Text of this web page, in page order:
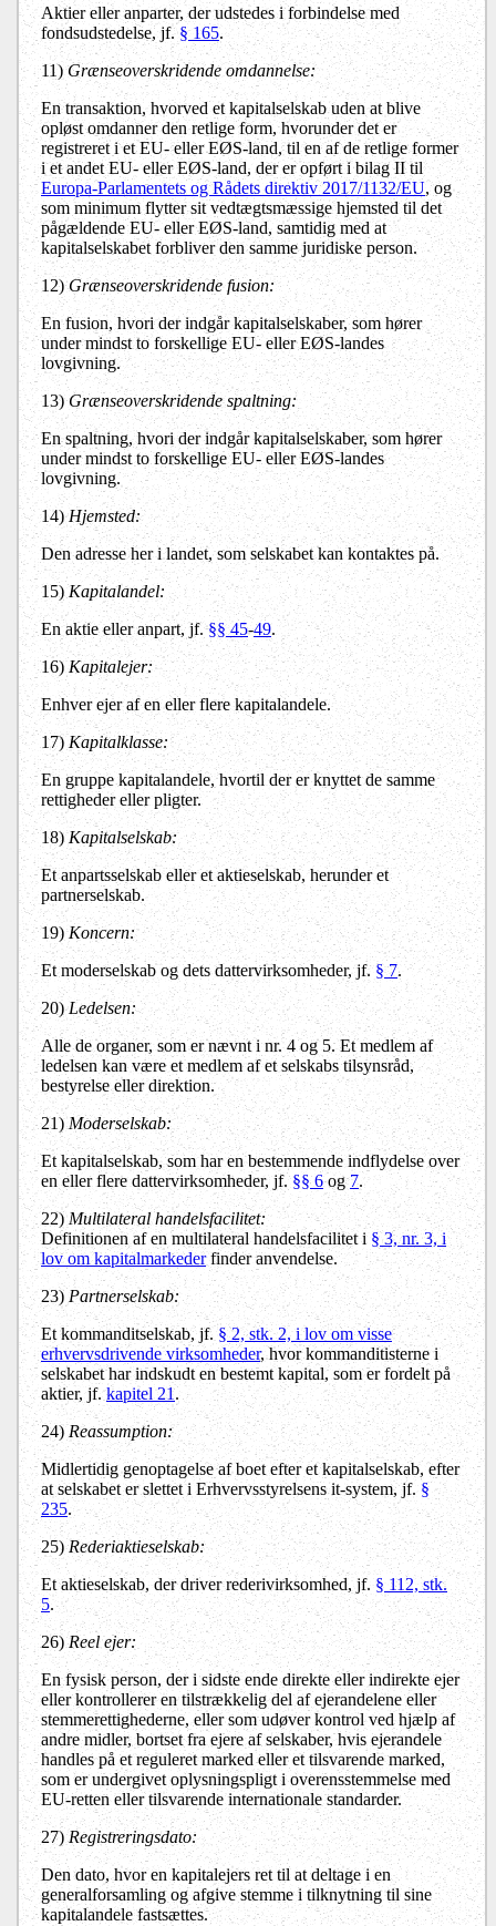
Aktier eller anparter, der udstedes i forbindelse med
fondsudstedelse, jf.§ 165.
11)Grænseoverskridende omdannelse:
En transaktion, hvorved et kapitalselskab uden at blive
opløst omdanner den retlige form, hvorunder det er
registreret i et EU- eller EØS-land, til en af de retlige former
i et andet EU- eller EØS-land, der er opført i bilag II til
Europa-Parlamentets og Rådets direktiv 2017/1132/EU, og
som minimum flytter sit vedtægtsmæssige hjemsted til det
pågældende EU- eller EØS-land, samtidig med at
kapitalselskabet forbliver den samme juridiske person.
12)Grænseoverskridende fusion:
En fusion, hvori der indgår kapitalselskaber, som hører
under mindst to forskellige EU- eller EØS-landes
lovgivning.
13)Grænseoverskridende spaltning:
En spaltning, hvori der indgår kapitalselskaber, som hører
under mindst to forskellige EU- eller EØS-landes
lovgivning.
14)Hjemsted:
Den adresse her i landet, som selskabet kan kontaktes på.
15)Kapitalandel:
En aktie eller anpart, jf.§§ 45-49.
16)Kapitalejer:
Enhver ejer af en eller flere kapitalandele.
17)Kapitalklasse:
En gruppe kapitalandele, hvortil der er knyttet de samme
rettigheder eller pligter.
18)Kapitalselskab:
Et anpartsselskab eller et aktieselskab, herunder et
partnerselskab.
19)Koncern:
Et moderselskab og dets dattervirksomheder, jf.§ 7.
20)Ledelsen:
Alle de organer, som er nævnt i nr. 4 og 5. Et medlem af
ledelsen kan være et medlem af et selskabs tilsynsråd,
bestyrelse eller direktion.
21)Moderselskab:
Et kapitalselskab, som har en bestemmende indflydelse over
en eller flere dattervirksomheder, jf.§§ 6og7.
22)Multilateral handelsfacilitet:
Definitionen af en multilateral handelsfacilitet i § 3, nr. 3, i
lov om kapitalmarkederfinder anvendelse.
23) Partnerselskab:
Et kommanditselskab, jf. § 2, stk. 2, i lov om visse
erhvervsdrivende virksomheder, hvor kommanditisterne i
selskabet har indskudt en bestemt kapital, som er fordelt på
aktier, jf.kapitel 21.
24)Reassumption:
Midlertidig genoptagelse afboet efter et kapitalselskab, efter
at selskabet er slettet i Erhvervsstyrelsens it-system, jf. §
235.
25)Rederiaktieselskab:
Et aktieselskab, der driver rederivirksomhed, jf. § 112, stk.
5.
26)Reel ejer:
En fysisk person, der i sidste ende direkte eller indirekte ejer
eller kontrollerer en tilstrækkelig del af ejerandelene eller
stemmerettighederne, eller som udøver kontrol ved hjælp af
andre midler, bortset fra ejere af selskaber, hvis ejerandele
handles på et reguleret marked eller et tilsvarende marked,
som er undergivet oplysningspligt i overensstemmelse med
EU-retten eller tilsvarende internationale standarder.
27)Registreringsdato:
Den dato, hvor en kapitalejers ret til at deltage i en
generalforsamling og afgive stemme i tilknytning til sine
kapitalandele fastsættes.